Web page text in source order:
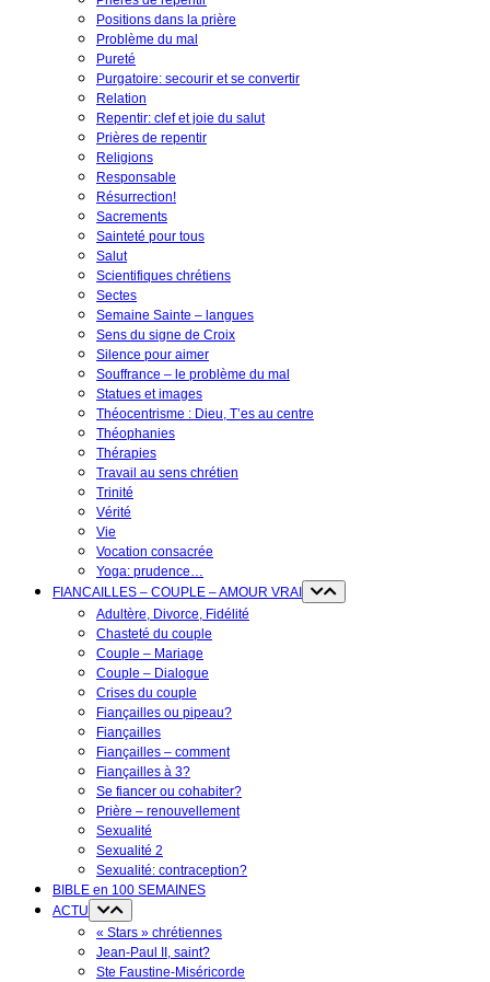
Positions dans la prière
Problème du mal
Pureté
Purgatoire: secourir et se convertir
Relation
Repentir: clef et joie du salut
Prières de repentir
Religions
Responsable
Résurrection!
Sacrements
Sainteté pour tous
Salut
Scientifiques chrétiens
Sectes
Semaine Sainte – langues
Sens du signe de Croix
Silence pour aimer
Souffrance – le problème du mal
Statues et images
Théocentrisme : Dieu, T’es au centre
Théophanies
Thérapies
Travail au sens chrétien
Trinité
Vérité
Vie
Vocation consacrée
Yoga: prudence…
FIANCAILLES – COUPLE – AMOUR VRAI
Adultère, Divorce, Fidélité
Chasteté du couple
Couple – Mariage
Couple – Dialogue
Crises du couple
Fiançailles ou pipeau?
Fiançailles
Fiançailles – comment
Fiançailles à 3?
Se fiancer ou cohabiter?
Prière – renouvellement
Sexualité
Sexualité 2
Sexualité: contraception?
BIBLE en 100 SEMAINES
ACTU
« Stars » chrétiennes
Jean-Paul II, saint?
Ste Faustine-Miséricorde